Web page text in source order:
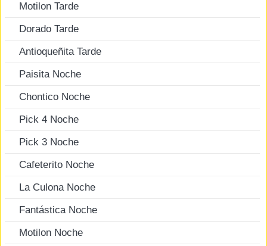
Motilon Tarde
Dorado Tarde
Antioqueñita Tarde
Paisita Noche
Chontico Noche
Pick 4 Noche
Pick 3 Noche
Cafeterito Noche
La Culona Noche
Fantástica Noche
Motilon Noche